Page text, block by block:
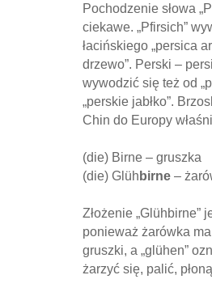
Pochodzenie słowa
ciekawe. „Pfirsich”
łacińskiego „persica
drzewo”. Perski –
wywodzić się też od
„perskie jabłko”.
Chin do Europy
(die) Birne – gruszka
(die) Glüh birne –
Złożenie „Glühbirne”
ponieważ żarówka
gruszki, a „glühen”
żarzyć się, palić,